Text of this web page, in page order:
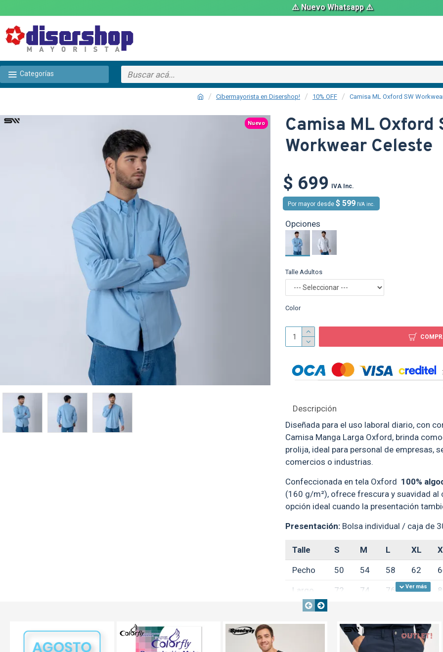
⚠️ Nuevo Whatsapp ⚠️
Categorías
Cibermayorista en Disershop! 10% OFF Camisa ML Oxford SW
Nuevo
TEXTTRANSPARENTE
Camisa ML Oxford
Workwear Celeste
$ 699 IVA Inc.
Por mayor desde $ 599 IVA inc.
Opciones
Talle Adultos
Color
Descripción
Diseñada para el uso laboral diario, con
Camisa Manga Larga Oxford, brinda
prolija, ideal para personal de empresas,
comercios o industrias.
Confeccionada en tela Oxford 100%
(160 g/m²), ofrece frescura y suavidad al
opción ideal cuando la presentación
Presentación: Bolsa individual / caja de
Talle S M L XL
Pecho 50 54 58 62
Largo 72 74 76 78
Manga
**Medidas aproximadas,
TEXTTRANSPARENTETEXTTRANSPARENTE TEXTTRANSPARENTEOUT